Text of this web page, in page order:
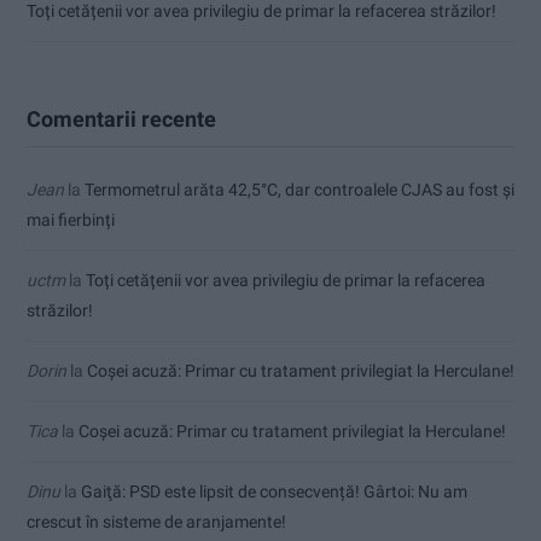
Toți cetățenii vor avea privilegiu de primar la refacerea străzilor!
Comentarii recente
Jean la Termometrul arăta 42,5°C, dar controalele CJAS au fost și
mai fierbinți
uctmla Toți cetățenii vor avea privilegiu de primar la refacerea
străzilor!
Dorin la Coșei acuză: Primar cu tratament privilegiat la Herculane!
Tica la Coșei acuză: Primar cu tratament privilegiat la Herculane!
Dinu la Gaiţă: PSD este lipsit de consecvență! Gârtoi: Nu am
crescut în sisteme de aranjamente!